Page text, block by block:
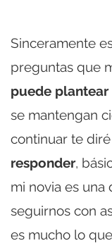
Sinceramente
preguntas que
puede
se mantengan
continuar te
responder,
mi novia es una
seguirnos con
es mucho lo